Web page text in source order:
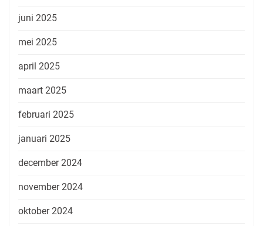
juni 2025
mei 2025
april 2025
maart 2025
februari 2025
januari 2025
december 2024
november 2024
oktober 2024